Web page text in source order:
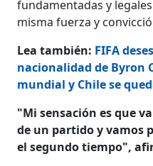
fundamentadas y
misma fuerza y
Lea también: FIFA
nacionalidad de Byron
mundial y Chile se
"Mi sensación es que
de un partido y vamos
el segundo tiempo",